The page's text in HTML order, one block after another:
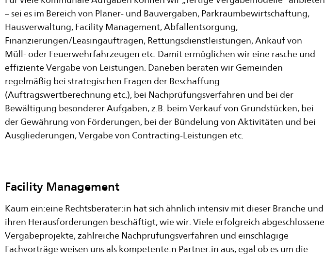
– sei es im Bereich von Planer- und Bauvergaben, Parkraumbewirtschaftung,
Hausverwaltung, Facility Management, Abfallentsorgung,
Finanzierungen/Leasingaufträgen, Rettungsdienstleistungen, Ankauf von
Müll- oder Feuerwehrfahrzeugen etc. Damit ermöglichen wir eine rasche und
effiziente Vergabe von Leistungen. Daneben beraten wir Gemeinden
regelmäßig bei strategischen Fragen der Beschaffung
(Auftragswertberechnung etc.), bei Nachprüfungsverfahren und bei der
Bewältigung besonderer Aufgaben, z.B. beim Verkauf von Grundstücken, bei
der Gewährung von Förderungen, bei der Bündelung von Aktivitäten und bei
Ausgliederungen, Vergabe von Contracting-Leistungen etc.
Facility Management
Kaum ein:eine Rechtsberater:in hat sich ähnlich intensiv mit dieser Branche und
ihren Herausforderungen beschäftigt, wie wir. Viele erfolgreich abgeschlossene
Vergabeprojekte, zahlreiche Nachprüfungsverfahren und einschlägige
Fachvorträge weisen uns als kompetente:n Partner:in aus, egal ob es um die